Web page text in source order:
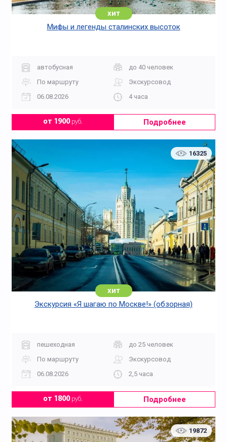
хит
Мифы и легенды сталинских высоток
автобусная
до 40 человек
По маршруту
Экскурсовод
06.08.2026
4 часа
от 1900руб. Подробнее
16325
хит
Экскурсия «Я шагаю по Москве!» (обзорная)
пешеходная
до 25 человек
По маршруту
Экскурсовод
06.08.2026
2,5 часа
от 1800руб. Подробнее
19872